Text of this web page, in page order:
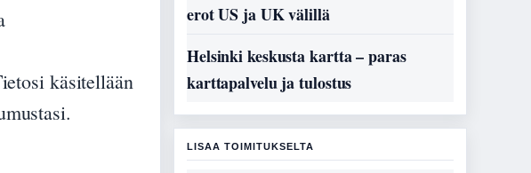
käsitellään
erot US ja UK välillä
Helsinki keskusta kartta – paras
karttapalvelu ja tulostus
LISAA TOIMITUKSELTA